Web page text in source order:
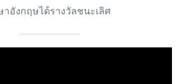
อังกฤษได้รางวัลชนะเลิศ